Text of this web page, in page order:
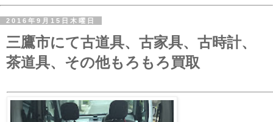
2016年9月15日木曜日
三鷹市にて古道具、古家具、古時計、
茶道具、その他もろもろ買取